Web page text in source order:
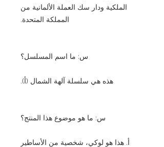
الملكية ودار سك العملة الألمانية من
المملكة المتحدة.
س: ما اسم المسلسل؟
هذه هي سلسلة آلهة الشمال (أ).
س: ما هو موضوع هذا المنتج؟
أ. هذا هو لوكي، شخصية من الأساطير